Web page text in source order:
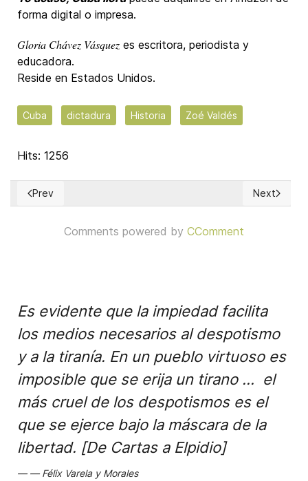
forma digital o impresa.
Gloria Chávez Vásquez es escritora, periodista y
educadora.
Reside en Estados Unidos.
Cuba dictadura Historia Zoé Valdés
Hits: 1256
Previous article: José Martí – Viñetas de su vida
Prev Next
Next
Comments powered by CComment
Es evidente que la impiedad facilita
los medios necesarios al despotismo
y a la tiranía. En un pueblo virtuoso es
imposible que se erija un tirano ... el
más cruel de los despotismos es el
que se ejerce bajo la máscara de la
libertad. [De Cartas a Elpidio]
Félix Varela y Morales